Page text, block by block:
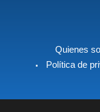
Quienes
Política de